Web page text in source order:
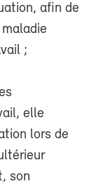
afin de
;
elle
lors de
son